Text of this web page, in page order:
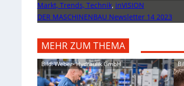
Markt, Trends, Technik, inVISION
DER MASCHINENBAU Newsletter 14 2023
MEHR ZUM THEMA
Bild: Weber- Hydraulik GmbH